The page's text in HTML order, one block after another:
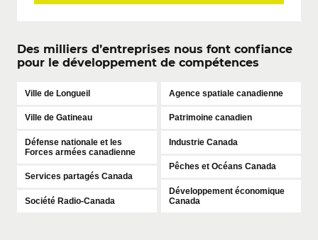
Des milliers d’entreprises nous font confiance
pour le développement de compétences
Ville de Longueil
Ville de Gatineau
Défense nationale et les
Forces armées canadienne
Services partagés Canada
Société Radio-Canada
Agence spatiale canadienne
Patrimoine canadien
Industrie Canada
Pêches et Océans Canada
Développement économique
Canada